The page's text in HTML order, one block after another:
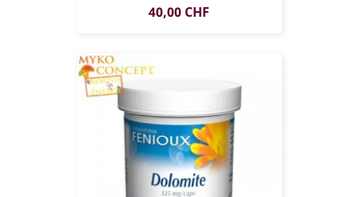
Prezzo
40,00 CHF